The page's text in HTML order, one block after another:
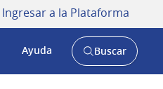
Ingresar a la Plataforma
Ayuda
AbrirBuscar